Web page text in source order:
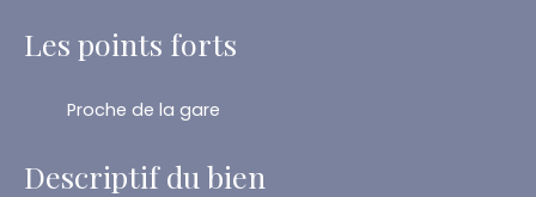
Les points forts
Proche de la gare
Descriptif du bien